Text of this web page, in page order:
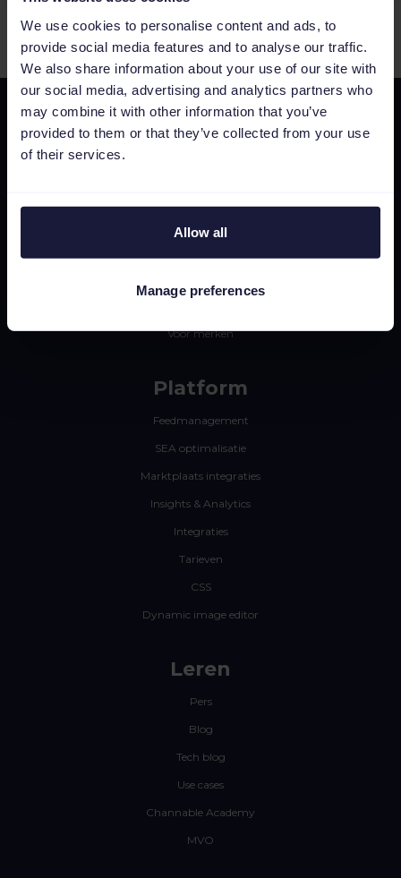
We use cookies to personalise content and ads, to
provide social media features and to analyse our traffic.
We also share information about your use of our site with
our social media, advertising and analytics partners who
may combine it with other information that you’ve
provided to them or that they’ve collected from your use
of their services.
Allow all
Manage preferences
1
Voor merken
Platform
Feedmanagement
SEA optimalisatie
Marktplaats integraties
Insights & Analytics
Integraties
Tarieven
CSS
Dynamic image editor
Leren
Pers
Blog
Tech blog
Use cases
Channable Academy
MVO